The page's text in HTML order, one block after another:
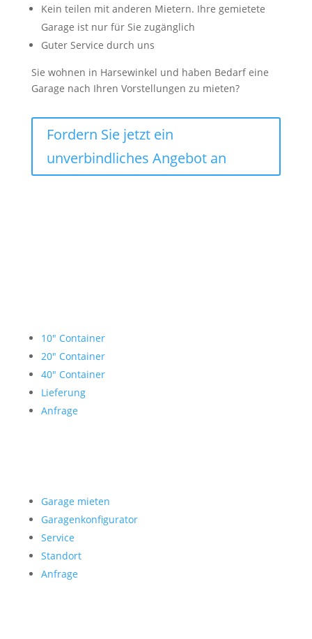
Kein teilen mit anderen Mietern. Ihre gemietete
Garage ist nur für Sie zugänglich
Guter Service durch uns
Sie wohnen in Harsewinkel und haben Bedarf eine
Garage nach Ihren Vorstellungen zu mieten?
Fordern Sie jetzt ein
unverbindliches Angebot an
10″ Container
20″ Container
40″ Container
Lieferung
Anfrage
Garage mieten
Garagenkonfigurator
Service
Standort
Anfrage